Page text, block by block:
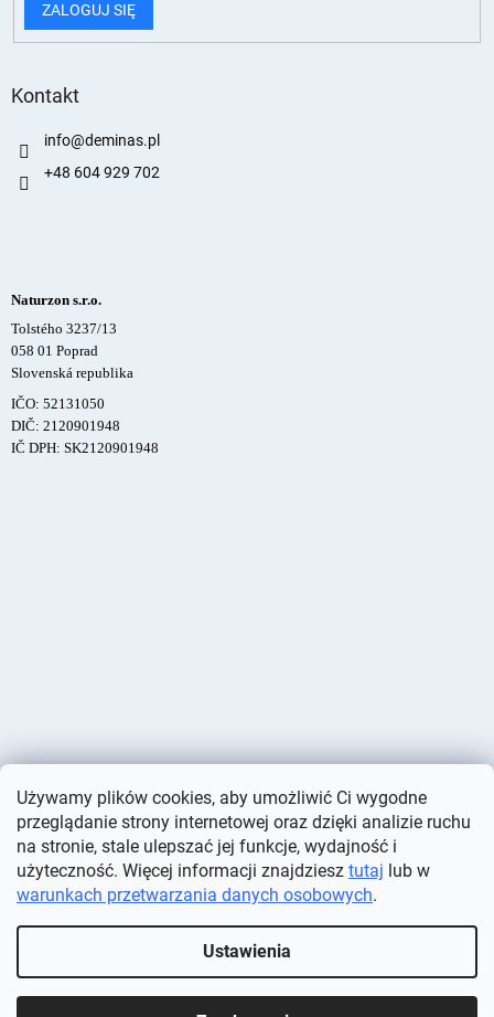
Używamy plików cookies, aby umożliwić Ci wygodne
przeglądanie strony internetowej oraz dzięki analizie ruchu
na stronie, stale ulepszać jej funkcje, wydajność i
użyteczność. Więcej informacji znajdziesz tutaj lub w
warunkach przetwarzania danych osobowych.
Ustawienia
ZALOGUJ SIĘ
Kontakt
info@deminas.pl
+48 604 929 702
Naturzon s.r.o.
Tolstého 3237/13
058 01 Poprad
Slovenská republika
IČO: 52131050
DIČ: 2120901948
IČ DPH: SK2120901948